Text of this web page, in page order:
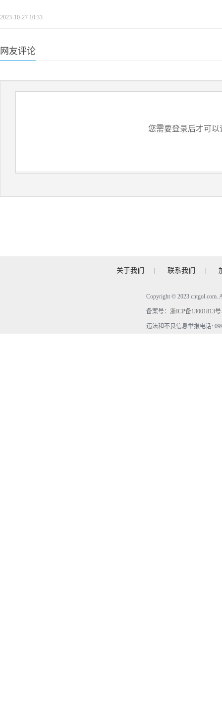
2023-10-27 10:33
网友评论
您需要登录后才可以
关于我们 联系我们
Copyright © 2023
备案号： 浙ICP备13001813
违法和不良信息举报电话: